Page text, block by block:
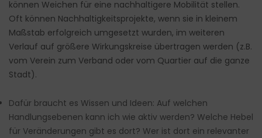
können Weichen für eine nachhaltigere Mobilität stellen.
Oft können Nachhaltigkeitsprojekte, wenn sie in kleinem
Maßstab erfolgreich umgesetzt wurden, im weiteren
Verlauf auf größere Wirkungskreise übertragen werden (z.B.
vom Verein zum Verband oder vom Quartier auf die ganze
Stadt).
Dafür braucht es Wissen und Ideen: Auf welchen
Handlungsebenen kann ich wie aktiv werden? Welche Hebel
für Veränderungen gibt es dort? Wer ist dort ein relevanter